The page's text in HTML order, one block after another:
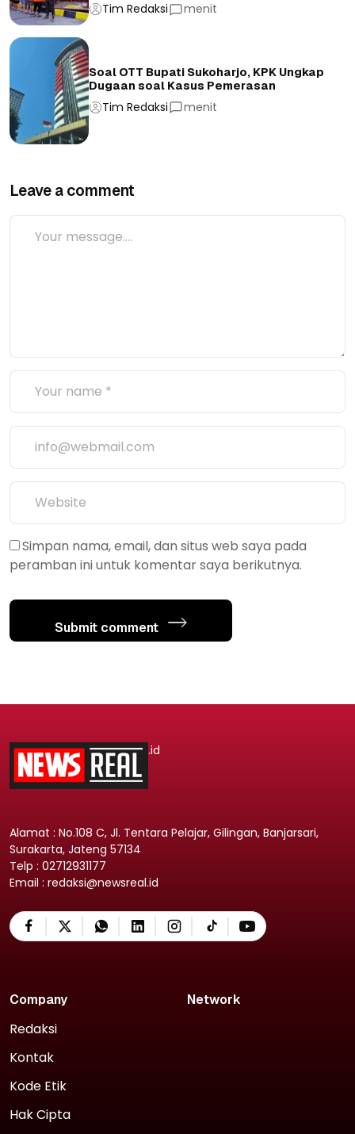
Tim Redaksi menit
Soal OTT Bupati Sukoharjo, KPK Ungkap
Dugaan soal Kasus Pemerasan
Tim Redaksi menit
Leave a comment
Simpan nama, email, dan situs web saya pada
peramban ini untuk komentar saya berikutnya.
Submit comment
.id
Alamat : No.108 C, Jl. Tentara Pelajar, Gilingan, Banjarsari,
Surakarta, Jateng 57134
Telp : 02712931177
Email : redaksi@newsreal.id
Company
Redaksi
Kontak
Kode Etik
Hak Cipta
Network